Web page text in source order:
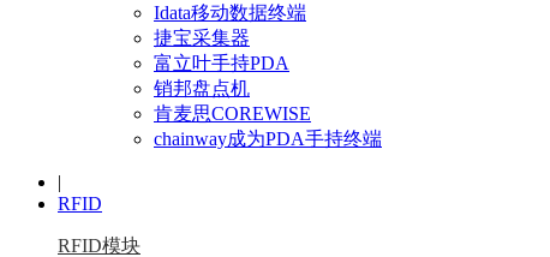
Idata移动数据终端
捷宝采集器
富立叶手持PDA
销邦盘点机
肯麦思COREWISE
chainway成为PDA手持终端
|
RFID
RFID模块